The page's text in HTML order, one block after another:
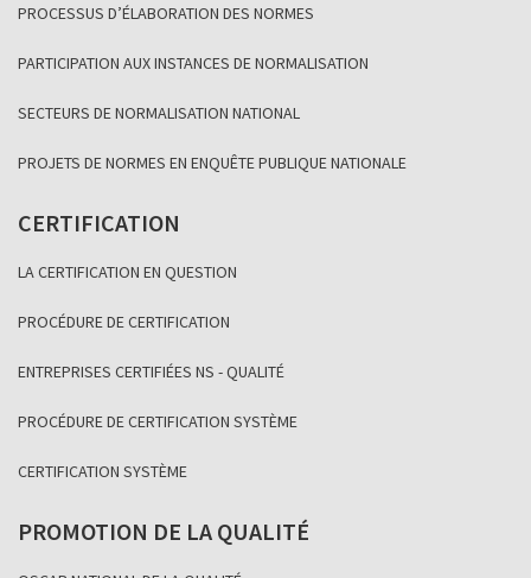
PROCESSUS D’ÉLABORATION DES NORMES
PARTICIPATION AUX INSTANCES DE NORMALISATION
SECTEURS DE NORMALISATION NATIONAL
PROJETS DE NORMES EN ENQUÊTE PUBLIQUE NATIONALE
CERTIFICATION
LA CERTIFICATION EN QUESTION
PROCÉDURE DE CERTIFICATION
ENTREPRISES CERTIFIÉES NS - QUALITÉ
PROCÉDURE DE CERTIFICATION SYSTÈME
CERTIFICATION SYSTÈME
PROMOTION DE LA QUALITÉ